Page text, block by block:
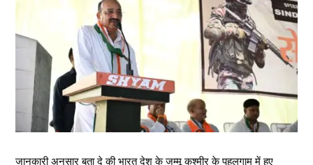
जानकारी अनुसार बता दे की भारत देश के जम्मू कश्मीर के पहलगाम में हुए